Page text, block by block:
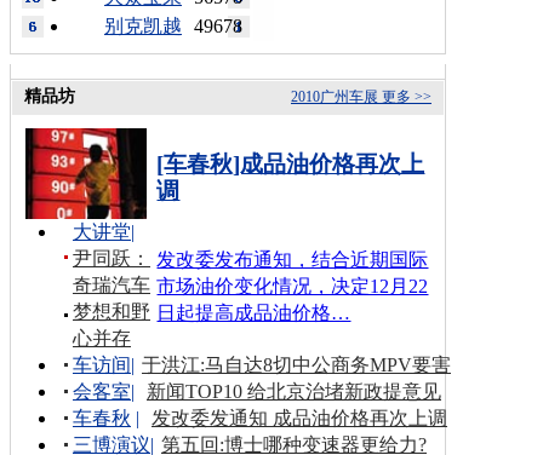
49678
别克凯越
更多 >>
2010广州车展
精品坊
[车春秋]成品油价格再次上
调
发改委发布通知，结合近期国际
市场油价变化情况，决定12月22
日起提高成品油价格…
大讲堂|
尹同跃：
奇瑞汽车
梦想和野
心并存
车访间| 于洪江:马自达8切中公商务MPV要害
会客室|
新闻TOP10 给北京治堵新政提意见
车春秋 |
发改委发通知 成品油价格再次上调
三博演议| 第五回:博士哪种变速器更给力?